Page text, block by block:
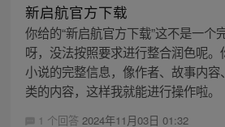
新启航官方下载
你给的“新启航官方下载”这不是一个
呀，没法按照要求进行整合润色呢
小说的完整信息，像作者、故事内容
类的内容，这样我就能进行操作啦。
1 个回答 2024年11月03日 01:32